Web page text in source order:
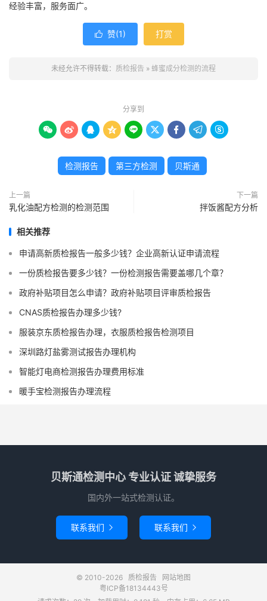
经验丰富，服务面广。
 赞(1) 打赏
未经允许不得转载： 质检报告 » 蜂蜜成分检测的流程
分享到
        
检测报告 第三方检测 贝斯通
上一篇
乳化油配方检测的检测范围
下一篇
拌饭酱配方分析
相关推荐
申请高新质检报告一般多少钱？企业高新认证申请流程
一份质检报告要多少钱？一份检测报告需要盖哪几个章？
政府补贴项目怎么申请？政府补贴项目评审质检报告
CNAS质检报告办理多少钱?
服装京东质检报告办理，衣服质检报告检测项目
深圳路灯盐雾测试报告办理机构
智能灯电商检测报告办理费用标准
暖手宝检测报告办理流程
贝斯通检测中心 专业认证 诚挚服务
国内外一站式检测认证。
联系我们  联系我们 
© 2010-2026 质检报告
网站地图
粤ICP备18134443号